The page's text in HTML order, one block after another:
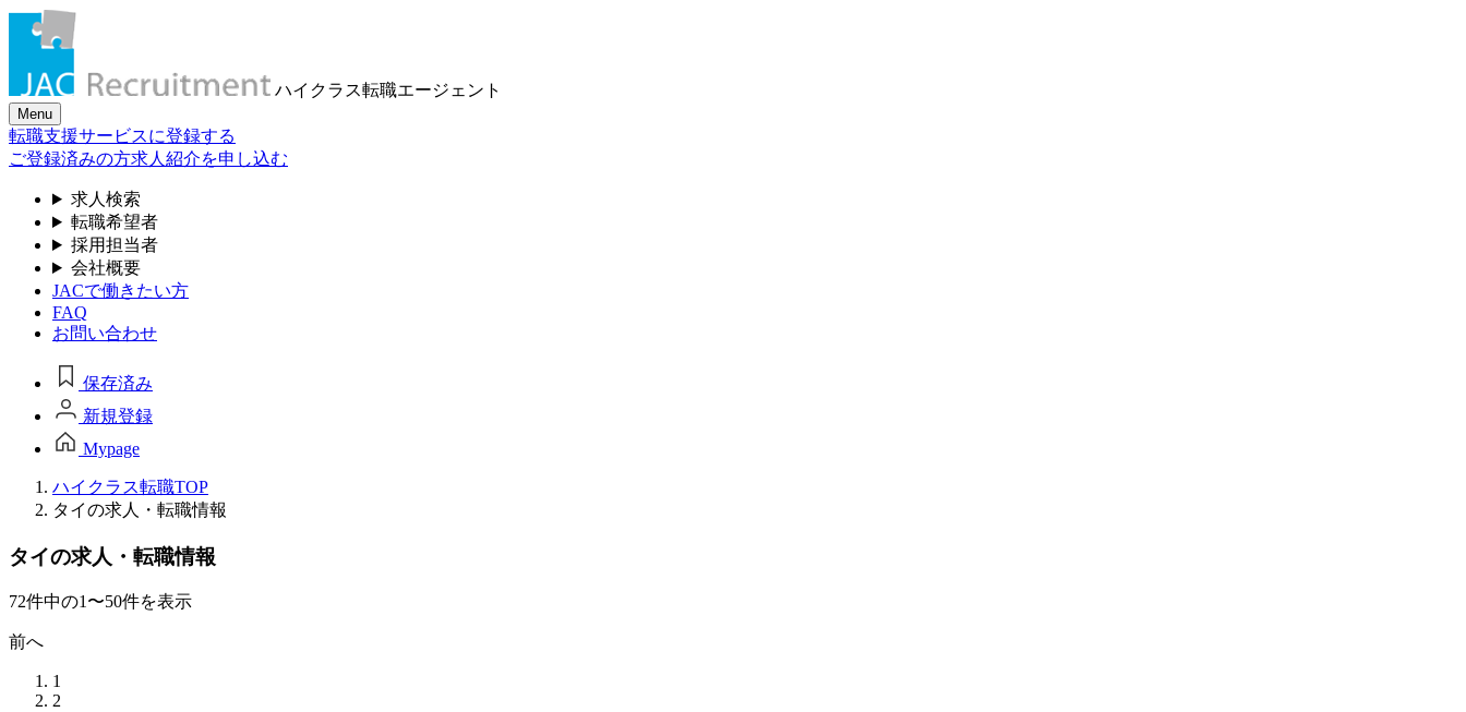
ハイクラス転職エージェント
Menu
転職支援サービスに登録する
ご登録済みの方求人紹介を申し込む
求人検索
転職希望者
採用担当者
会社概要
JACで働きたい方
FAQ
お問い合わせ
保存済み
新規登録
Mypage
ハイクラス転職TOP
タイの求人・転職情報
タイの求人・転職情報
72件中の1〜50件を表示
前へ
1
2